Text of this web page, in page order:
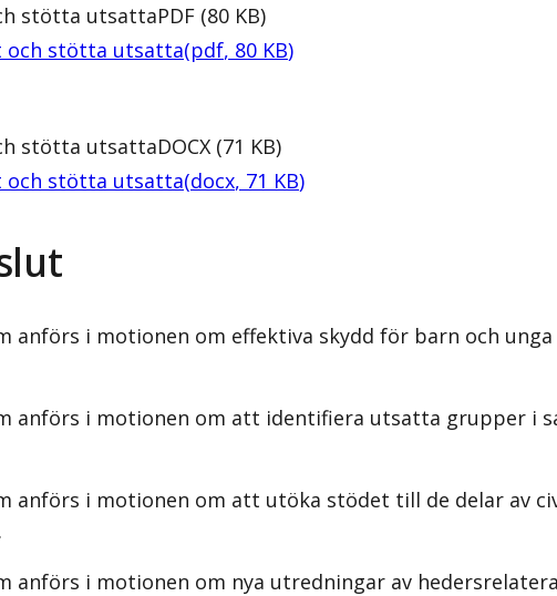
stötta utsattaPDF (80 KB)
och stötta utsatta(pdf, 80 KB)
stötta utsattaDOCX (71 KB)
och stötta utsatta(docx, 71 KB)
anförs i motionen om effektiva skydd för barn och
anförs i motionen om att identifiera utsatta grupper i
anförs i motionen om att utöka stödet till de delar av
anförs i motionen om nya utredningar av